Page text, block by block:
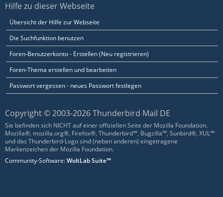
Hilfe zu dieser Webseite
Übersicht der Hilfe zur Webseite
Die Suchfunktion benutzen
Foren-Benutzerkonto - Erstellen (Neu registrieren)
Foren-Thema erstellen und bearbeiten
Passwort vergessen - neues Passwort festlegen
Copyright © 2003-2026 Thunderbird Mail DE
Sie befinden sich NICHT auf einer offiziellen Seite der Mozilla Foundation.
Mozilla®, mozilla.org®, Firefox®, Thunderbird™, Bugzilla™, Sunbird®, XUL™
und das Thunderbird-Logo sind (neben anderen) eingetragene
Markenzeichen der Mozilla Foundation.
Community-Software:WoltLab Suite™